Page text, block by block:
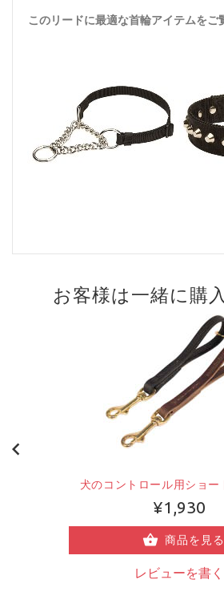
このリードに最適な首輪アイテムをご
お客様は一緒に購
犬のコントロール用ショー
¥1,930
商品を見る
レビューを書く